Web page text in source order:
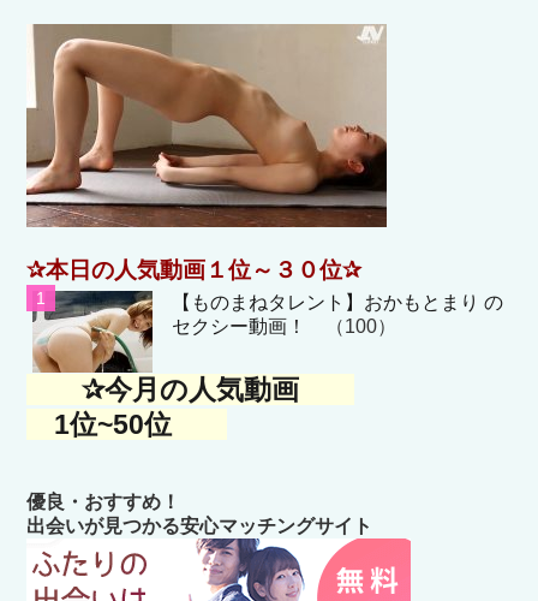
✰本日の人気動画１位～３０位✰
【ものまねタレント】おかもとまり の
セクシー動画！
（100）
✰今月の人気動画
1位~50位
優良・おすすめ！
出会いが見つかる安心マッチングサイト